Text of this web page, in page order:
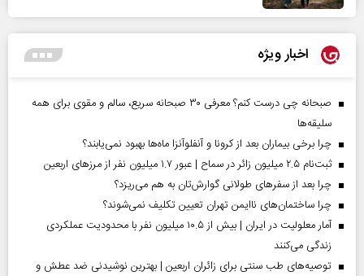
اخبار ویژه
صبحانه چی درست کنم؟ معرفی ۳۰ صبحانه سریع، سالم و مقوی برای همه
سلیقه‌ها
چرا برخی بیماران بعد از کرونا و آنفلوآنزا ماه‌ها بهبود نمی‌یابند؟
ثبت‌نام ۲.۵ میلیون زائر در سماح | عبور ۱.۷ میلیون نفر از مرز‌های اربعین
چرا بعد از سفرهای طولانی گوارش‌تان به هم می‌ریزد؟
چرا ساختمان‌های ناایمن تهران تعیین تکلیف نمی‌شوند؟
آمار معلولیت در ایران | بیش از ۱۰.۵ میلیون نفر با محدودیت عملکردی
زندگی می‌کنند
توصیه‌های طب سنتی برای زائران اربعین | بهترین نوشیدنی ضد عطش و